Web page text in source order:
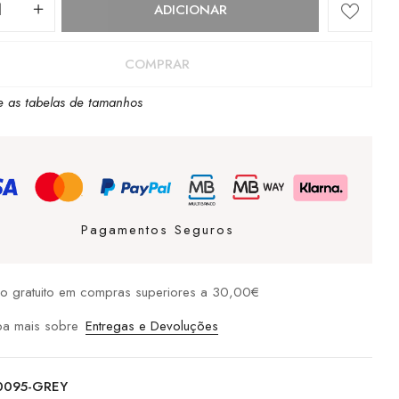
ADICIONAR
COMPRAR
as tabelas de tamanhos
Pagamentos Seguros
gratuito em compras superiores a 30,00€
mais sobre Entregas e Devoluções
GREY